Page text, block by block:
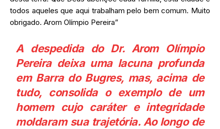
todos aqueles que aqui trabalham pelo bem comum. Muito
obrigado. Arom Olímpio Pereira”
A despedida do Dr. Arom Olímpio
Pereira deixa uma lacuna profunda
em Barra do Bugres, mas, acima de
tudo, consolida o exemplo de um
homem cujo caráter e integridade
moldaram sua trajetória. Ao longo de